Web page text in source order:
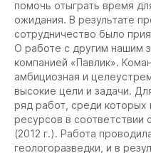
помочь отыграть время
ожидания. В результате
сотрудничество было
О работе с другим нашим
компанией «Павлик».
амбициозная и
высокие цели и задачи.
ряд работ, среди
ресурсов в соответствии
(2012 г.). Работа
геологоразведки, и в